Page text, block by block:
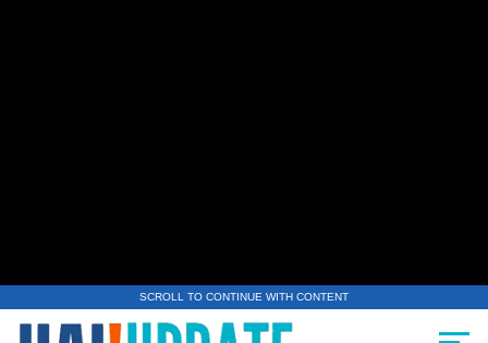
SCROLL TO CONTINUE WITH CONTENT